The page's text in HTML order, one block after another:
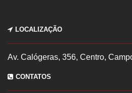
LOCALIZAÇÃO
Av. Calógeras, 356, Centro,
CONTATOS